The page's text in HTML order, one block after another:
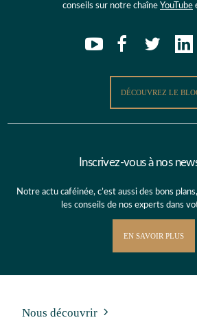
conseils sur notre chaîne YouTube
DÉCOUVREZ LE
Inscrivez-vous à nos
Notre actu caféinée, c’est aussi des bons
les conseils de nos experts dans
EN SAVOIR PLUS
Nous découvrir